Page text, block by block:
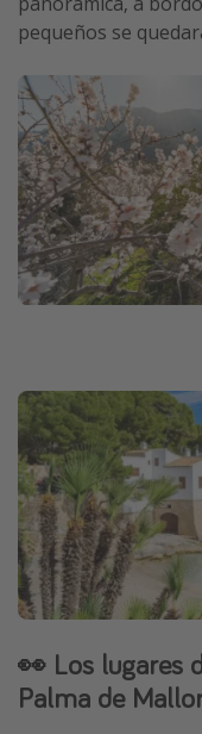
pequeños se
👀 Los lugares
Palma de